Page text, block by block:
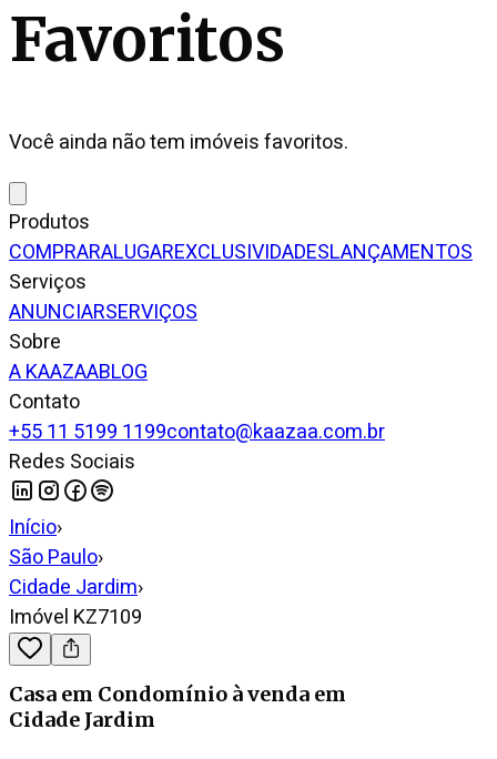
Favoritos
Você ainda não tem imóveis favoritos.
Produtos
COMPRARALUGAREXCLUSIVIDADESLANÇAMENTOS
Serviços
ANUNCIARSERVIÇOS
Sobre
A KAAZAABLOG
Contato
+55 11 5199 1199contato@kaazaa.com.br
Redes Sociais
Início›
São Paulo›
Cidade Jardim›
Imóvel KZ7109
Casa em Condomínio à venda em
Cidade Jardim